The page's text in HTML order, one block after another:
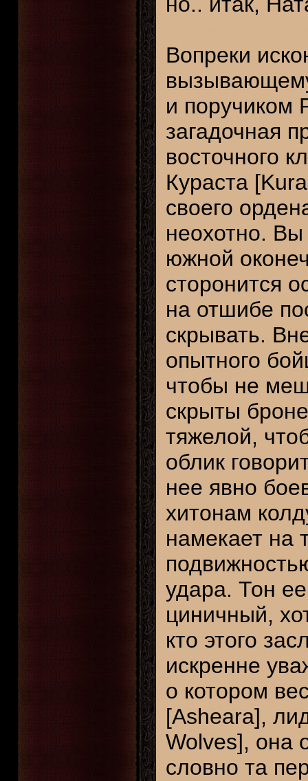
Вопреки
и поручиком
загадочная
восточного
Кураста
своего
неохотно.
южной
сторонится
на отшибе
скрывать.
опытного
чтобы не
скрыты
тяжелой,
облик
нее явно
хитонам
намекает на
удара. Тон
циничный,
кто этого
искренне
о котором
[Asheara],
Wolves], она
словно та